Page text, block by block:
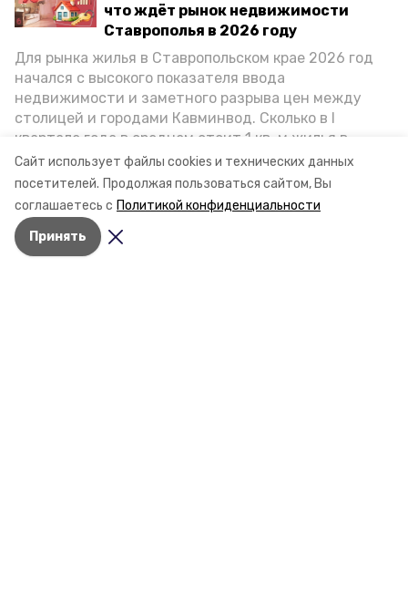
Сайт использует файлы cookies и технических данных
посетителей. Продолжая пользоваться сайтом, Вы
соглашаетесь с Политикой конфиденциальности
Принять
что ждёт рынок недвижимости
Ставрополья в 2026 году
Для рынка жилья в Ставропольском крае 2026 год
начался с высокого показателя ввода
недвижимости и заметного разрыва цен между
столицей и городами Кавминвод. Сколько в I
квартале года в среднем стоит 1 кв. м жилья в
городах и округах региона, как изменился спрос на
первичку и вторичку, какова себестоимость
стройки собственного жилья в этом году и какие
прогнозы о стоимости квадратных метров дают
эксперты, выясняла корреспондент «Победы26».
Разделы